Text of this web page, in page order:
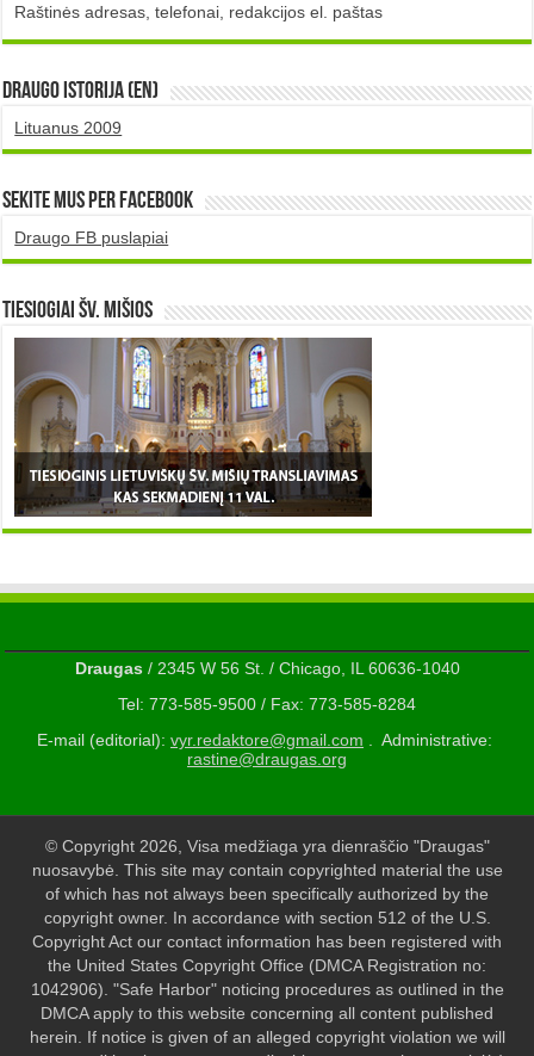
Raštinės adresas, telefonai, redakcijos el. paštas
DRAUGO istorija (EN)
Lituanus 2009
Sekite mus per Facebook
Draugo FB puslapiai
TIESIOGIAI šv. MIŠIOS
Draugas/ 2345 W 56 St. / Chicago, IL 60636-1040
Tel: 773-585-9500 / Fax: 773-585-8284
E-mail (editorial): vyr.redaktore@gmail.com . Administrative:
rastine@draugas.org
© Copyright 2026, Visa medžiaga yra dienraščio "Draugas"
nuosavybė. This site may contain copyrighted material the use
of which has not always been specifically authorized by the
copyright owner. In accordance with section 512 of the U.S.
Copyright Act our contact information has been registered with
the United States Copyright Office (DMCA Registration no:
1042906). "Safe Harbor" noticing procedures as outlined in the
DMCA apply to this website concerning all content published
herein. If notice is given of an alleged copyright violation we will